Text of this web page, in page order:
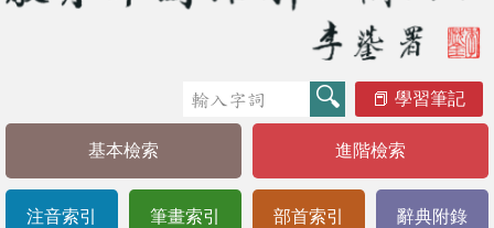
學習筆記
基本檢索 進階檢索
注音索引 筆畫索引 部首索引 辭典附錄